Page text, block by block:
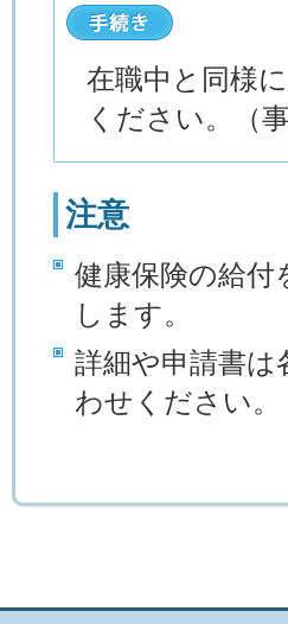
在職中と同様
ください。（
注意
健康保険の給付
します。
詳細や申請書は
わせください。